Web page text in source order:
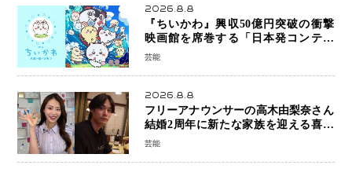
2026.8.8
『ちいかわ』興収50億円突破の衝撃
映画館を席巻する「日本発コンテン
ツ」の強さ スパイダーマン、モアナ
芸能
2026.8.8
フリーアナウンサーの高木由梨奈さん
結婚2周年に新たな家族を迎える喜び
を報告 夫・岸田タツヤさんと連名
芸能